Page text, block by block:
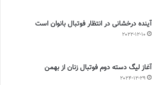
آینده درخشانی در انتظار فوتبال بانوان است
2022-12-10
آغاز لیگ دسته دوم فوتبال زنان از بهمن
2024-12-29